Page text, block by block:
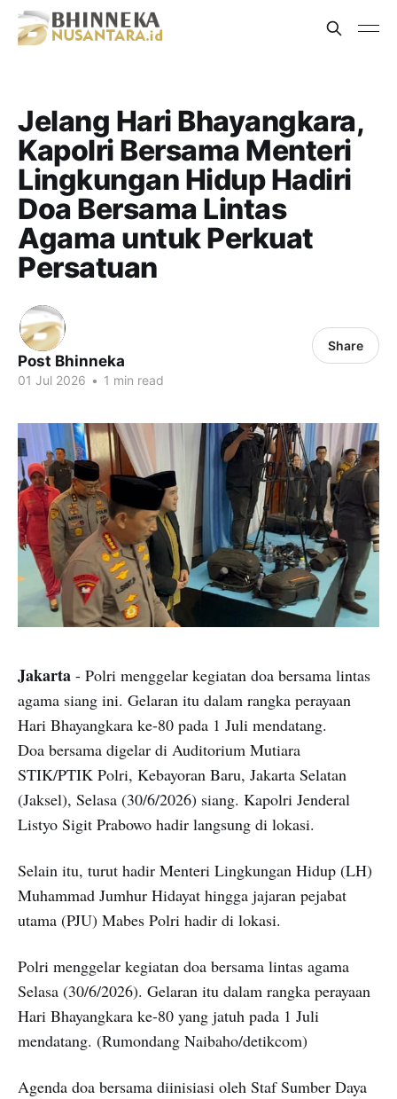
Jelang Hari Bhayangkara,
Kapolri Bersama Menteri
Lingkungan Hidup Hadiri
Doa Bersama Lintas
Agama untuk Perkuat
Persatuan
Post Bhinneka
01 Jul 2026 • 1 min read
Share
Jakarta - Polri menggelar kegiatan doa bersama lintas
agama siang ini. Gelaran itu dalam rangka perayaan
Hari Bhayangkara ke-80 pada 1 Juli mendatang.
Doa bersama digelar di Auditorium Mutiara
STIK/PTIK Polri, Kebayoran Baru, Jakarta Selatan
(Jaksel), Selasa (30/6/2026) siang. Kapolri Jenderal
Listyo Sigit Prabowo hadir langsung di lokasi.
Selain itu, turut hadir Menteri Lingkungan Hidup (LH)
Muhammad Jumhur Hidayat hingga jajaran pejabat
utama (PJU) Mabes Polri hadir di lokasi.
Polri menggelar kegiatan doa bersama lintas agama
Selasa (30/6/2026). Gelaran itu dalam rangka perayaan
Hari Bhayangkara ke-80 yang jatuh pada 1 Juli
mendatang. (Rumondang Naibaho/detikcom)
Agenda doa bersama diinisiasi oleh Staf Sumber Daya